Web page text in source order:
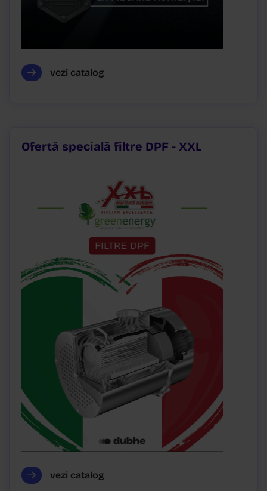
vezi catalog
Ofertă specială filtre DPF - XXL
vezi catalog